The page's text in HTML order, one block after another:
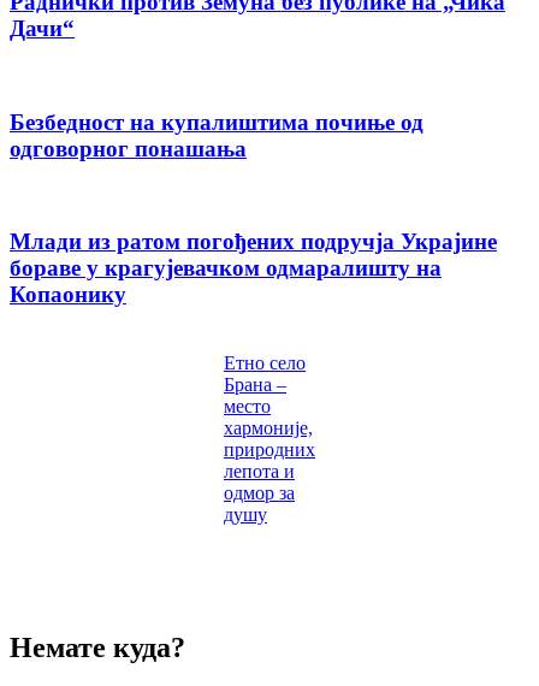
Дачи“
Безбедност на купалиштима почиње од
одговорног понашања
Млади из ратом погођених подручја Украјине
бораве у крагујевачком одмаралишту на
Копаонику
Етно село
Брана –
место
хармоније,
природних
лепота и
одмор за
душу
Немате куда?